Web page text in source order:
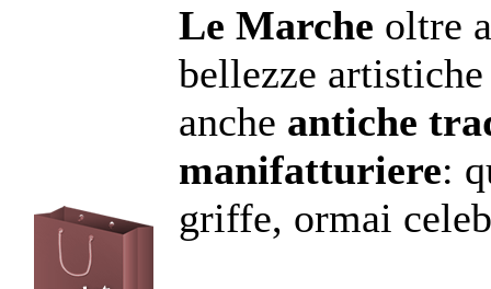
Le Marche oltre
bellezze
anche antiche
manifatturiere:
griffe, ormai